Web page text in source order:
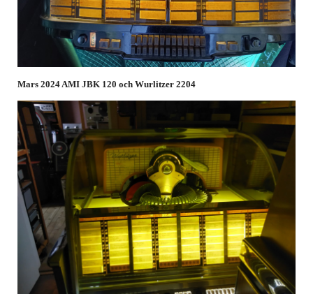
Mars 2024 AMI JBK 120 och Wurlitzer 2204